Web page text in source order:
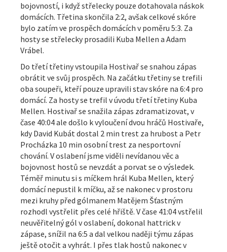
bojovností, i když střelecky pouze dotahovala náskok
domácích. Třetina skončila 2:2, avšak celkové skóre
bylo zatím ve prospěch domácích v poměru 5:3. Za
hosty se střelecky prosadili Kuba Mellen a Adam
Vrábel.
Do třetí třetiny vstoupila Hostivař se snahou zápas
obrátit ve svůj prospěch. Na začátku třetiny se trefili
oba soupeři, kteří pouze upravili stav skóre na 6:4 pro
domácí. Za hosty se trefil v úvodu třetí třetiny Kuba
Mellen. Hostivař se snažila zápas zdramatizovat, v
čase 40:04 ale došlo k vyloučení dvou hráčů Hostivaře,
kdy David Kubát dostal 2 min trest za hrubost a Petr
Procházka 10 min osobní trest za nesportovní
chování. V oslabení jsme viděli nevídanou věc a
bojovnost hostů se nevzdát a porvat se o výsledek.
Téměř minutu si s míčkem hrál Kuba Mellen, který
domácí nepustil k míčku, až se nakonec v prostoru
mezi kruhy před gólmanem Matějem Šťastným
rozhodl vystřelit přes celé hřiště. V čase 41:04 vstřelil
neuvěřitelný gól v oslabení, dokonal hattrick v
zápase, snížil na 6:5 a dal velkou naději týmu zápas
ještě otočit a vyhrát. I přes tlak hostů nakonec v